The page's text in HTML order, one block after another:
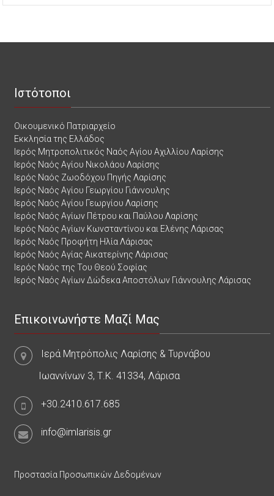
Ιστότοποι
Οικουμενικό Πατριαρχείο
Εκκλησία της Ελλάδος
Ιερός Μητροπολιτικός Ναός Αγίου Αχιλλίου Λαρίσης
Ιερός Ναός Αγίου Νικολάου Λαρίσης
Ιερός Ναός Ζωοδόχου Πηγής Λαρίσης
Ιερός Ναός Αγίου Γεωργίου Γιάννουλης
Ιερός Ναός Αγίου Γεωργίου Λαρίσης
Ιερός Ναός Αγίων Πέτρου και Παύλου Λαρίσης
Ιερός Ναός Αγίων Κωνσταντίνου και Ελένης Λάρισας
Ιερός Ναός Προφήτη Ηλία Λάρισας
Ιερός Ναός Αγίας Αικατερίνης Λάρισας
Ιερός Ναός της Του Θεού Σοφίας
Ιερός Ναός Αγίων Δώδεκα Αποστόλων Γιάννουλης Λάρισας
Επικοινωνήστε Μαζί Μας
Ιερά Μητρόπολις Λαρίσης & Τυρνάβου
Ιωαννίνων 3, Τ.Κ. 41334, Λάρισα
+30.2410.617.685
info@imlarisis.gr
Προστασία Προσωπικών Δεδομένων